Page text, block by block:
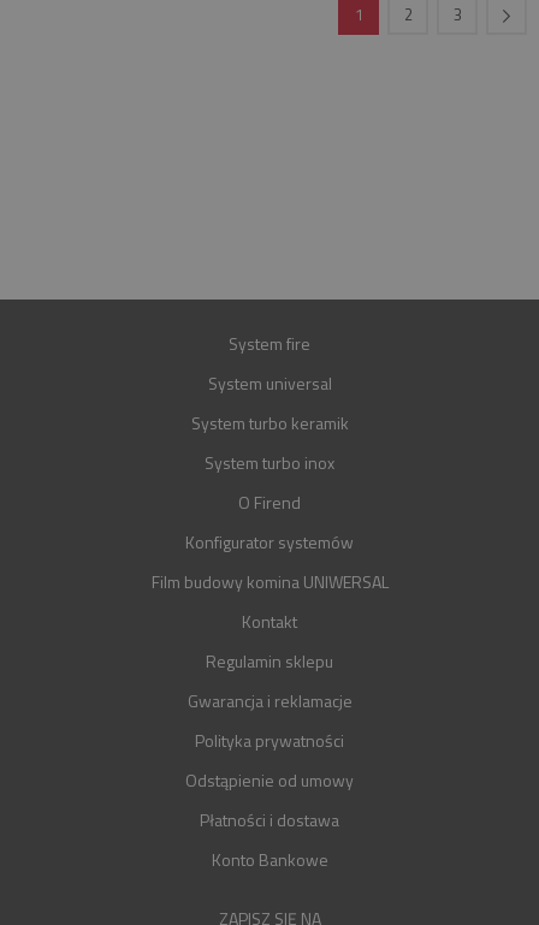
1 2 3
System fire
System universal
System turbo keramik
System turbo inox
O Firend
Konfigurator systemów
Film budowy komina UNIWERSAL
Kontakt
Regulamin sklepu
Gwarancja i reklamacje
Polityka prywatności
Odstąpienie od umowy
Płatności i dostawa
Konto Bankowe
ZAPISZ SIĘ NA